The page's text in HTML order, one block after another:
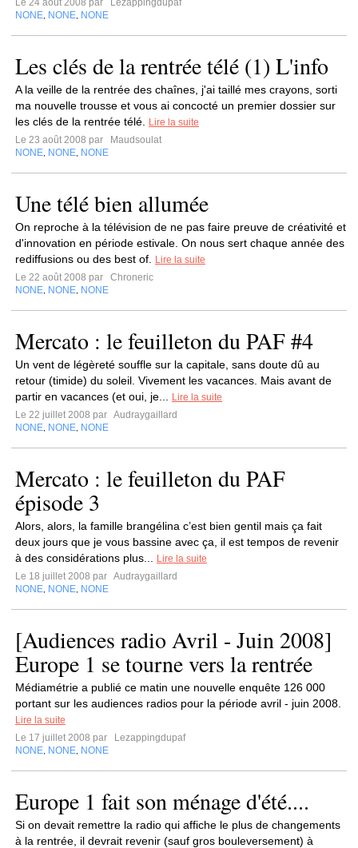
Le 24 août 2008 par
Lezappingdupaf
NONE NONE NONE
Les clés de la rentrée télé (1) L'info
A la veille de la rentrée des chaînes, j'ai taillé mes crayons, sorti
ma nouvelle trousse et vous ai concocté un premier dossier sur
les clés de la rentrée télé.
Lire la suite
Le 23 août 2008 par
Maudsoulat
NONE NONE NONE
Une télé bien allumée
On reproche à la télévision de ne pas faire preuve de créativité et
d'innovation en période estivale. On nous sert chaque année des
rediffusions ou des best of.
Lire la suite
Le 22 août 2008 par
Chroneric
NONE NONE NONE
Mercato : le feuilleton du PAF #4
Un vent de légèreté souffle sur la capitale, sans doute dû au
retour (timide) du soleil. Vivement les vacances. Mais avant de
partir en vacances (et oui, je...
Lire la suite
Le 22 juillet 2008 par Audraygaillard
NONE NONE NONE
Mercato : le feuilleton du PAF
épisode 3
Alors, alors, la famille brangélina c’est bien gentil mais ça fait
deux jours que je vous bassine avec ça, il est tempos de revenir
à des considérations plus...
Lire la suite
Le 18 juillet 2008 par Audraygaillard
NONE NONE NONE
[Audiences radio Avril - Juin 2008]
Europe 1 se tourne vers la rentrée
Médiamétrie a publié ce matin une nouvelle enquête 126 000
portant sur les audiences radios pour la période avril - juin 2008.
Lire la suite
Le 17 juillet 2008 par
Lezappingdupaf
NONE NONE NONE
Europe 1 fait son ménage d'été....
Si on devait remettre la radio qui affiche le plus de changements
à la rentrée, il devrait revenir (sauf gros bouleversement) à